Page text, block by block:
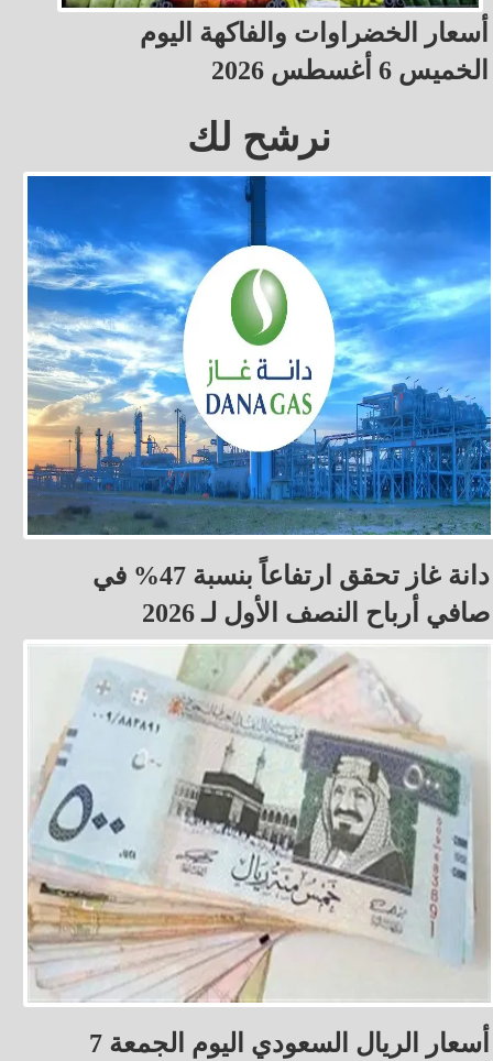
أسعار الخضراوات والفاكهة اليوم
الخميس 6 أغسطس 2026
نرشح لك
دانة غاز تحقق ارتفاعاً بنسبة 47% في
صافي أرباح النصف الأول لـ 2026
أسعار الريال السعودي اليوم الجمعة 7